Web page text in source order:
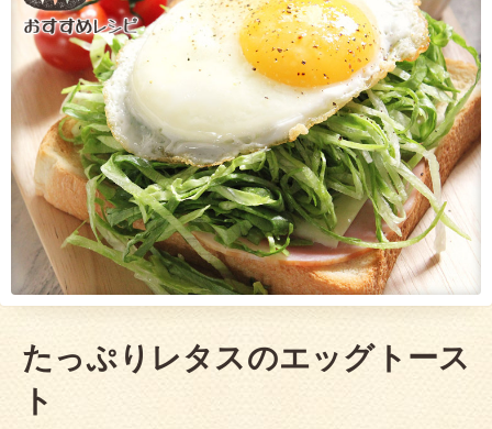
たっぷりレタスのエッグトース
ト